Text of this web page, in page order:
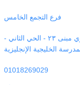
فرع التجمع الخامس
(التسعين الجنوبي ) خطوات من المستشفى الجوي مبنى ٢٣ - الحي الثاني -
الخليجية الإنجليزية
01018269029